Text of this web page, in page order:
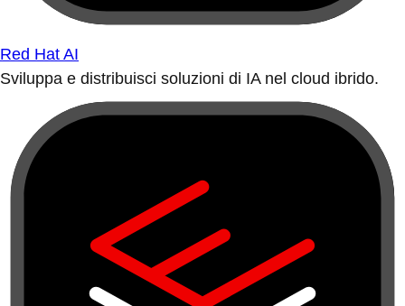
Red Hat AI
Sviluppa e distribuisci soluzioni di IA nel cloud ibrido.